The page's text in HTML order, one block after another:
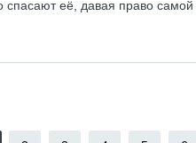
спасают её, давая право